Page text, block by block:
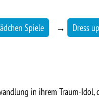
Spiele → Dress up
in ihrem Traum-